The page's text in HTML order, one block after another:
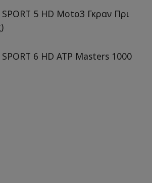
SPORT 5 HD Moto3 Γκραν Πρι
SPORT 6 HD ATP Masters 1000